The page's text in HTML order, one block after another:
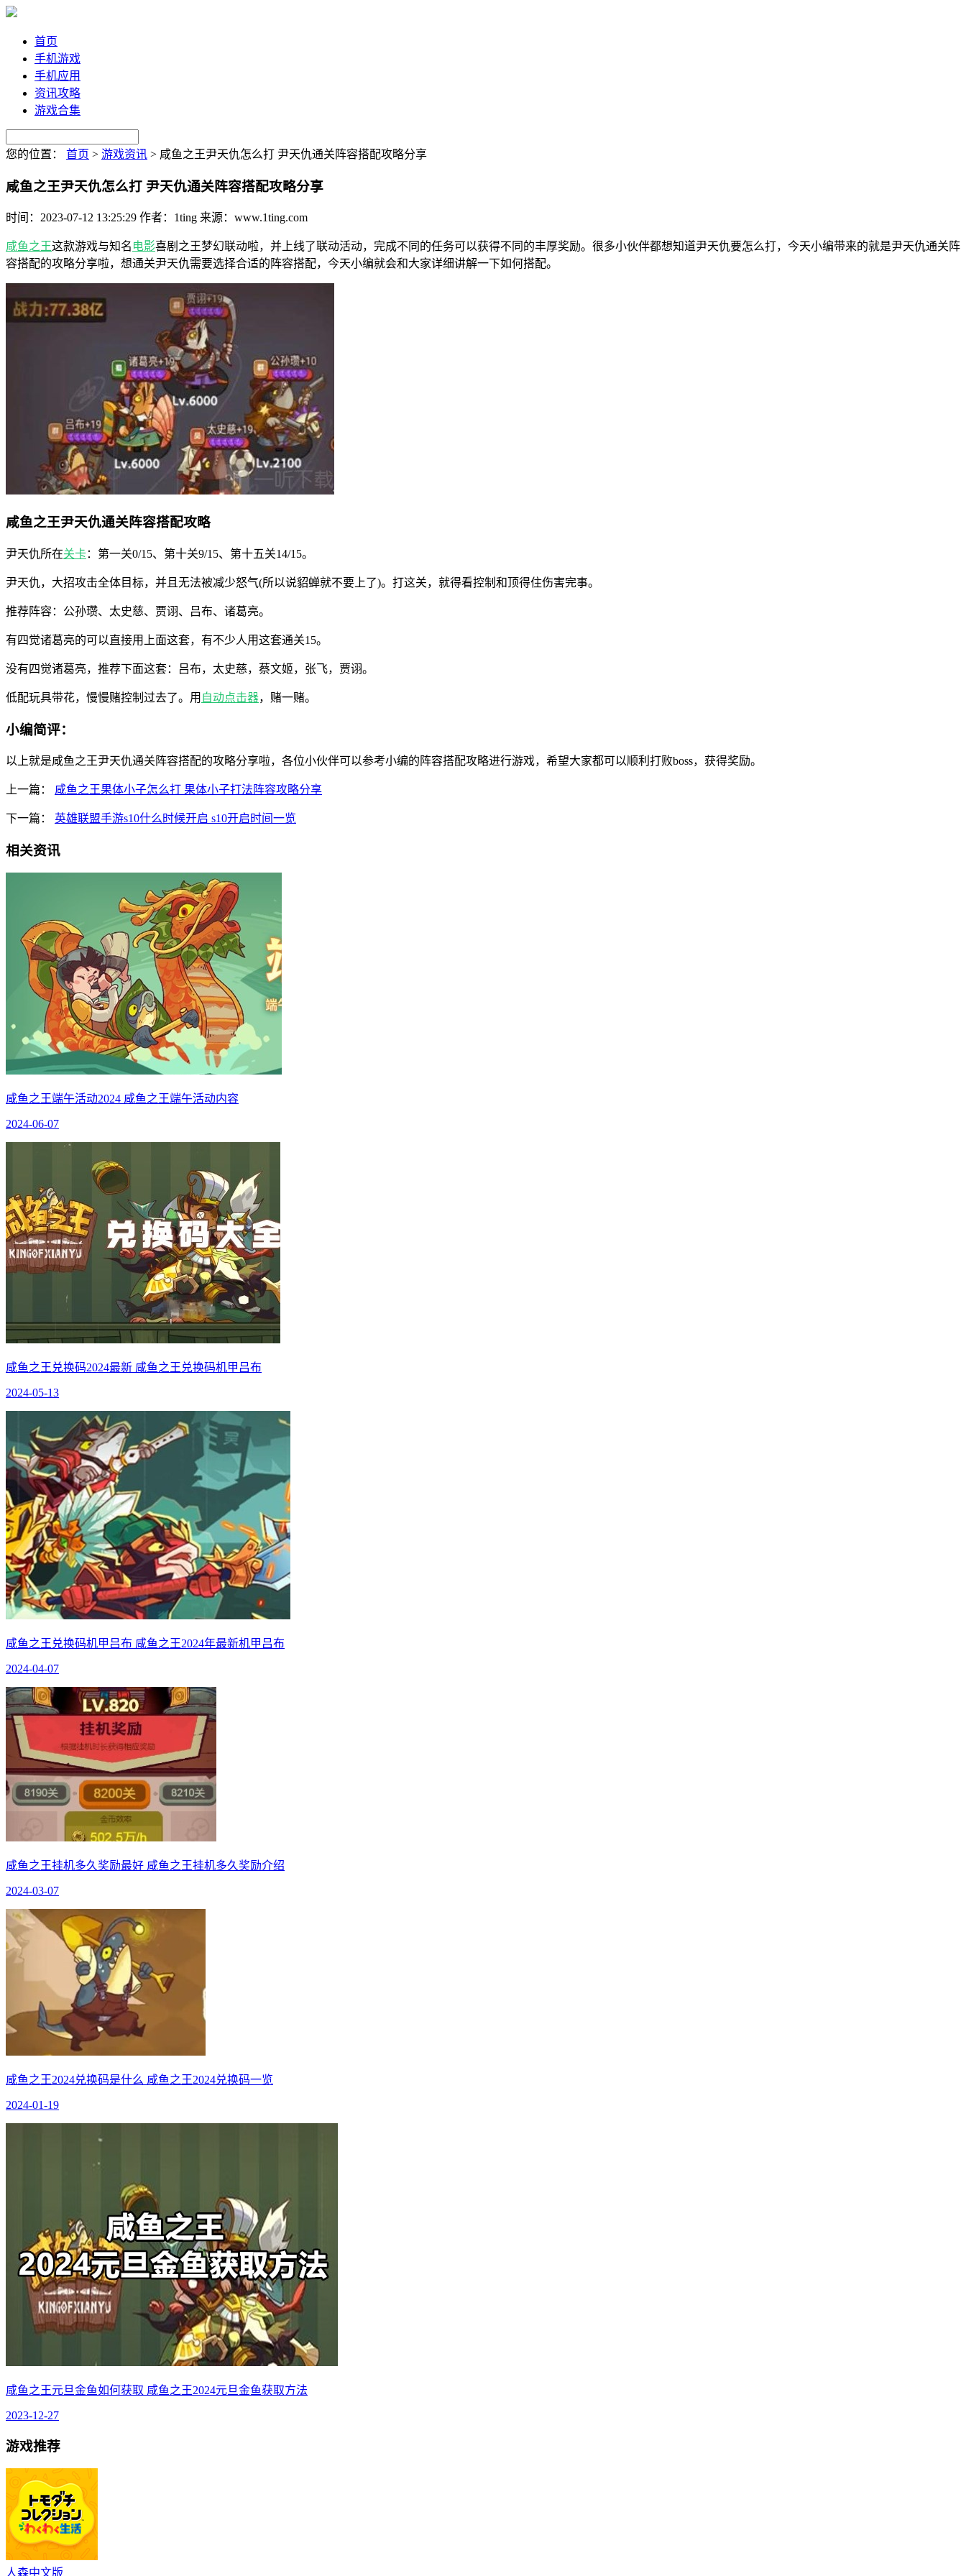
首页
手机游戏
手机应用
资讯攻略
游戏合集
您的位置： 首页 > 游戏资讯 > 咸鱼之王尹天仇怎么打 尹天仇通关阵容搭配攻略分享
咸鱼之王尹天仇怎么打 尹天仇通关阵容搭配攻略分享
时间：2023-07-12 13:25:29 作者：1ting 来源：www.1ting.com
咸鱼之王这款游戏与知名 电影喜剧之王梦幻联动啦，并上线了联动活动，完成不同的任务可以获得不同的丰厚奖励。很多小伙伴都想知道尹天仇要怎么打，今天小编带来的就是尹天仇通关阵
容搭配的攻略分享啦，想通关尹天仇需要选择合适的阵容搭配，今天小编就会和大家详细讲解一下如何搭配。
咸鱼之王尹天仇通关阵容搭配攻略
尹天仇所在关卡：第一关0/15、第十关9/15、第十五关14/15。
尹天仇，大招攻击全体目标，并且无法被减少怒气(所以说貂蝉就不要上了)。打这关，就得看控制和顶得住伤害完事。
推荐阵容：公孙瓒、太史慈、贾诩、吕布、诸葛亮。
有四觉诸葛亮的可以直接用上面这套，有不少人用这套通关15。
没有四觉诸葛亮，推荐下面这套：吕布，太史慈，蔡文姬，张飞，贾诩。
低配玩具带花，慢慢赌控制过去了。用 自动点击器，赌一赌。
小编简评：
以上就是咸鱼之王尹天仇通关阵容搭配的攻略分享啦，各位小伙伴可以参考小编的阵容搭配攻略进行游戏，希望大家都可以顺利打败boss，获得奖励。
上一篇： 咸鱼之王果体小子怎么打 果体小子打法阵容攻略分享
下一篇： 英雄联盟手游s10什么时候开启 s10开启时间一览
相关资讯
咸鱼之王端午活动2024 咸鱼之王端午活动内容
2024-06-07
咸鱼之王兑换码2024最新 咸鱼之王兑换码机甲吕布
2024-05-13
咸鱼之王兑换码机甲吕布 咸鱼之王2024年最新机甲吕布
2024-04-07
咸鱼之王挂机多久奖励最好 咸鱼之王挂机多久奖励介绍
2024-03-07
咸鱼之王2024兑换码是什么 咸鱼之王2024兑换码一览
2024-01-19
咸鱼之王元旦金鱼如何获取 咸鱼之王2024元旦金鱼获取方法
2023-12-27
游戏推荐
人森中文版